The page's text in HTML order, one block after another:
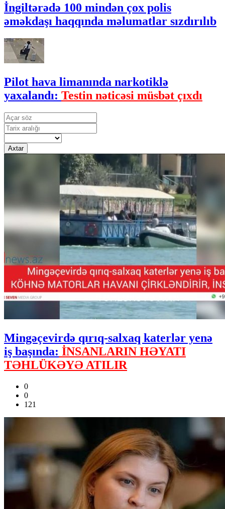
İngiltərədə 100 mindən çox polis
əməkdaşı haqqında məlumatlar sızdırılıb
Pilot hava limanında narkotiklə
yaxalandı: Testin nəticəsi müsbət çıxdı
Axtar
Mingəçevirdə qırıq-salxaq katerlər yenə
iş başında: İNSANLARIN HƏYATI
TƏHLÜKƏYƏ ATILIR
0
0
121